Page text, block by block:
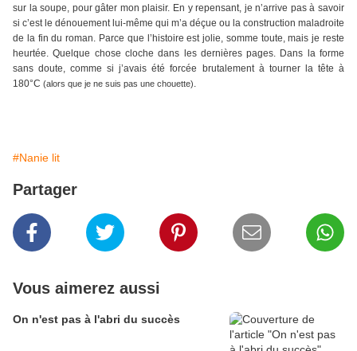
sur la soupe, pour gâter mon plaisir. En y repensant, je n’arrive pas à savoir
si c’est le dénouement lui-même qui m’a déçue ou la construction maladroite
de la fin du roman. Parce que l’histoire est jolie, somme toute, mais je reste
heurtée. Quelque chose cloche dans les dernières pages. Dans la forme
sans doute, comme si j’avais été forcée brutalement à tourner la tête à
180°C (alors que je ne suis pas une chouette).
#Nanie lit
Partager
Vous aimerez aussi
On n'est pas à l'abri du succès